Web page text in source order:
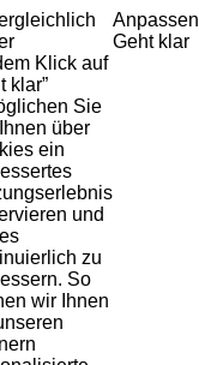
Klick auf
klar”
Sie
über
ein
und
zu
So
wir Ihnen
Anpassen
Geht klar